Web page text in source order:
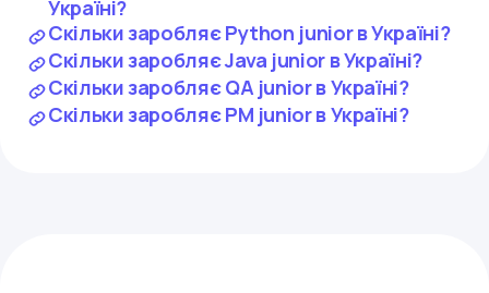
Україні?
Скільки заробляє Python junior в Україні?
Скільки заробляє Java junior в Україні?
Скільки заробляє QA junior в Україні?
Скільки заробляє PM junior в Україні?